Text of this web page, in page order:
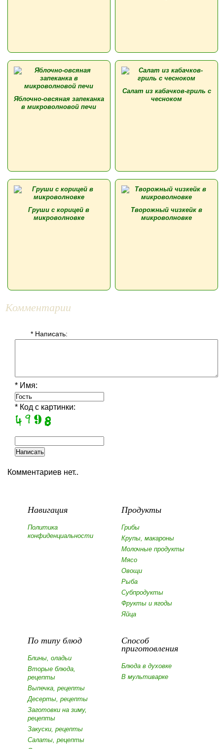
Яблочно-овсяная запеканка
в микроволновой печи
Салат из кабачков-гриль с
чесноком
Груши с корицей в
микроволновке
Творожный чизкейк в
микроволновке
Комментарии
* Написать:
* Имя:
* Код с картинки:
Комментариев нет..
Навигация
Политика
конфиденциальности
Продукты
Грибы
Крупы, макароны
Молочные продукты
Мясо
Овощи
Рыба
Субпродукты
Фрукты и ягоды
Яйца
По типу блюд
Блины, оладьи
Вторые блюда,
рецепты
Выпечка, рецепты
Десерты, рецепты
Заготовки на зиму,
рецепты
Закуски, рецепты
Салаты, рецепты
Способ
приготовления
Блюда в духовке
В мультиварке